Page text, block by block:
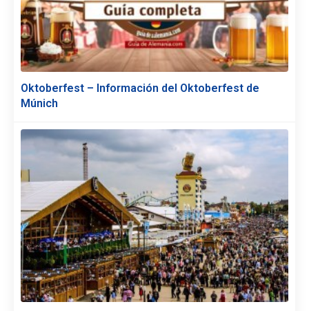
Oktoberfest – Información del Oktoberfest de
Múnich